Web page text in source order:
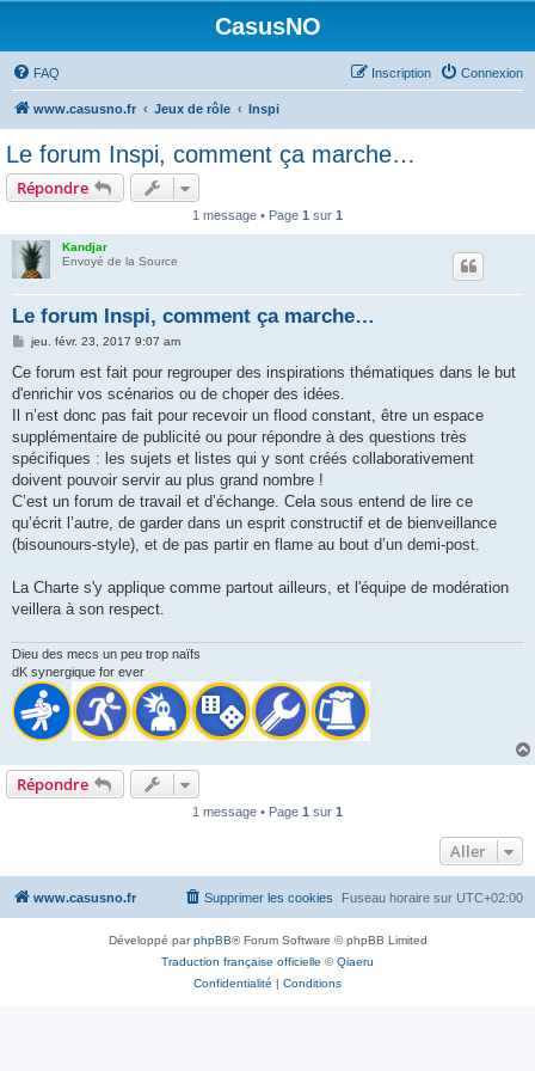
CasusNO
FAQ Connexion
Inscription
www.casusno.fr Jeux de rôle Inspi
Le forum Inspi, comment ça marche…
Répondre
1 message • Page 1 sur 1
Kandjar
Envoyé de la Source
Le forum Inspi, comment ça marche…
M
s
a
g
jeu. févr. 23, 2017 9:07 am
Ce forum est fait pour regrouper des inspirations thématiques dans le but
d'enrichir vos scénarios ou de choper des idées.
Il n’est donc pas fait pour recevoir un flood constant, être un espace
supplémentaire de publicité ou pour répondre à des questions très
spécifiques : les sujets et listes qui y sont créés collaborativement
doivent pouvoir servir au plus grand nombre !
C’est un forum de travail et d’échange. Cela sous entend de lire ce
qu’écrit l’autre, de garder dans un esprit constructif et de bienveillance
(bisounours-style), et de pas partir en flame au bout d’un demi-post.
La Charte s'y applique comme partout ailleurs, et l'équipe de modération
veillera à son respect.
Dieu des mecs un peu trop naïfs
dK synergique for ever
Répondre
1 message • Page 1 sur 1
Aller
www.casusno.fr Fuseau horaire sur UTC+02:00
Supprimer les cookies
Développé parphpBB® Forum Software © phpBB Limited
Traduction française officielle ©Qiaeru
Confidentialité | Conditions